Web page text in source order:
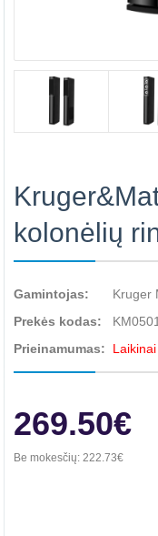
kolonėlių
Gamintojas:
Kruger
Prekės kodas:
KM0501
Prieinamumas:
269.50€
Be mokesčių: 222.73€